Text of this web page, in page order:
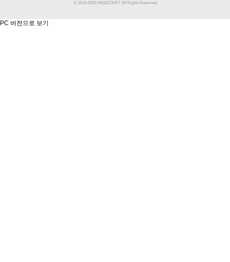
© 2014-2026 HMAZZINET All Rights Reserved
PC 버전으로 보기